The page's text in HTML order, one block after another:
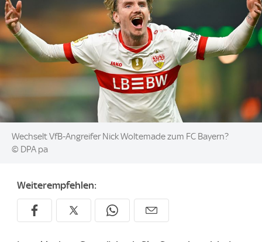
Image:
Wechselt VfB-Angreifer Nick Woltemade zum FC Bayern?
© DPA pa
Weiterempfehlen: